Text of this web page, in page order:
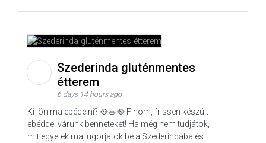
Szederinda gluténmentes
étterem
6 days 14 hours ago
Ki jön ma ebédelni? 🥘🥗🥘 Finom, frissen készült
ebéddel várunk benneteket! Ha még nem tudjátok,
mit egyetek ma, ugorjatok be a Szederindába és